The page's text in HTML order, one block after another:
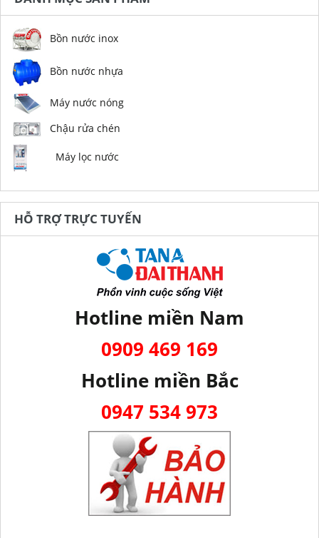
Bồn nước inox
Bồn nước nhựa
Máy nước nóng
Chậu rửa chén
Máy lọc nước
HỖ TRỢ TRỰC TUYẾN
Hotline miền Nam
0909 469 169
Hotline miền Bắc
0947 534 973